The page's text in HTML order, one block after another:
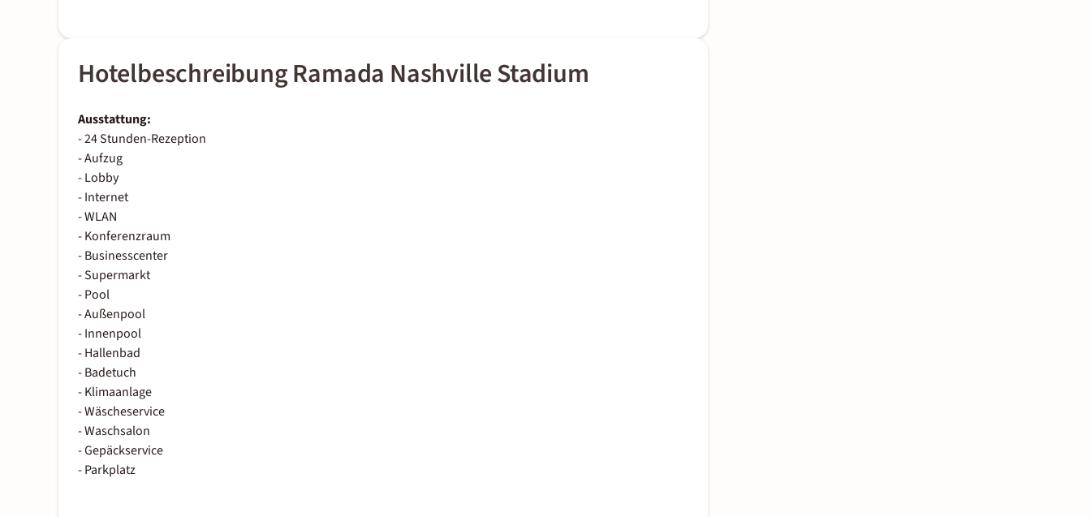
Hotelbeschreibung Ramada Nashville Stadium
Ausstattung:
- 24 Stunden-Rezeption
- Aufzug
- Lobby
- Internet
- WLAN
- Konferenzraum
- Businesscenter
- Supermarkt
- Pool
- Außenpool
- Innenpool
- Hallenbad
- Badetuch
- Klimaanlage
- Wäscheservice
- Waschsalon
- Gepäckservice
- Parkplatz